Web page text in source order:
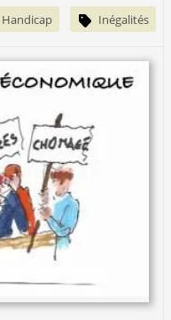
Handicap Inégalités